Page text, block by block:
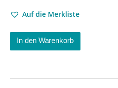
Auf die Merkliste
In den Warenkorb